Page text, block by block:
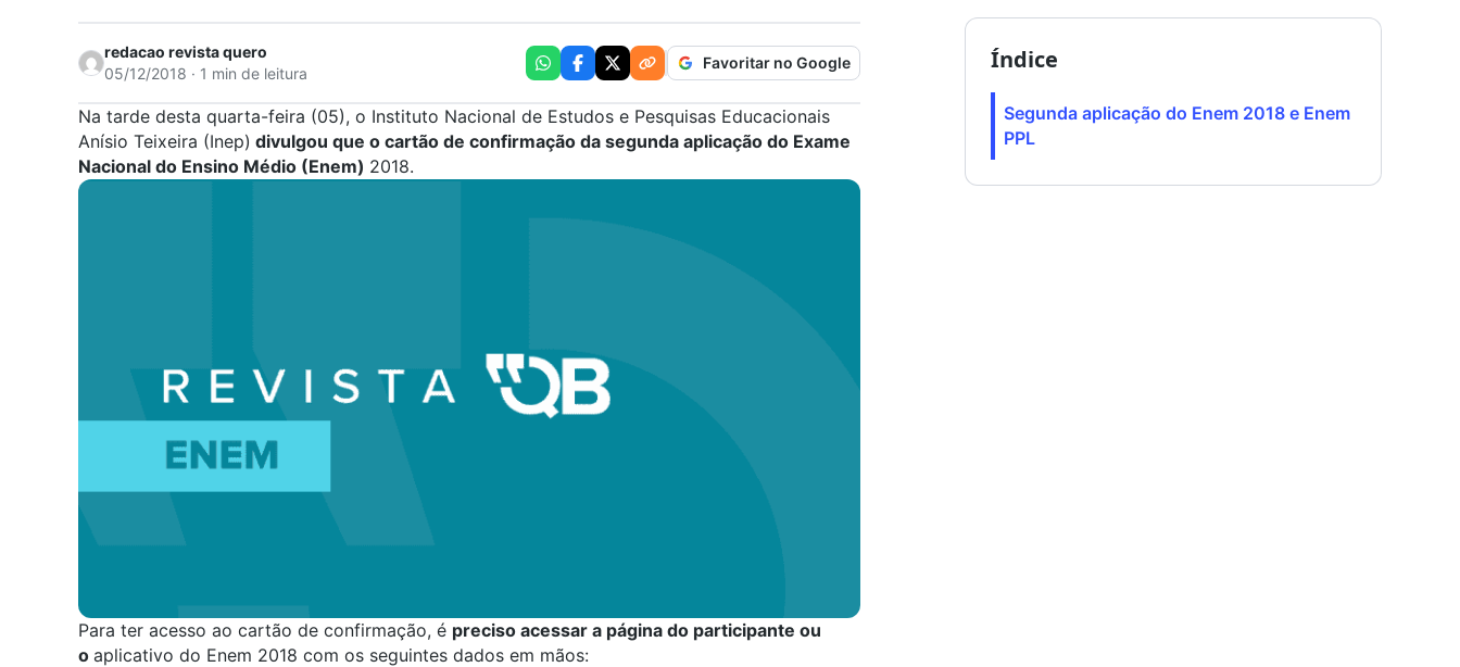
redacao revista quero
05/12/2018 · 1 min de leitura
Favoritar no Google
Na tarde desta quarta-feira (05), o Instituto Nacional de Estudos e Pesquisas Educacionais
Anísio Teixeira (Inep) divulgou que o cartão de confirmação da segunda aplicação do Exame
Nacional do Ensino Médio (Enem) 2018.
Para ter acesso ao cartão de confirmação, é preciso acessar a página do participante ou
o aplicativo do Enem 2018 com os seguintes dados em mãos:
Índice
Segunda aplicação do Enem 2018 e Enem
PPL